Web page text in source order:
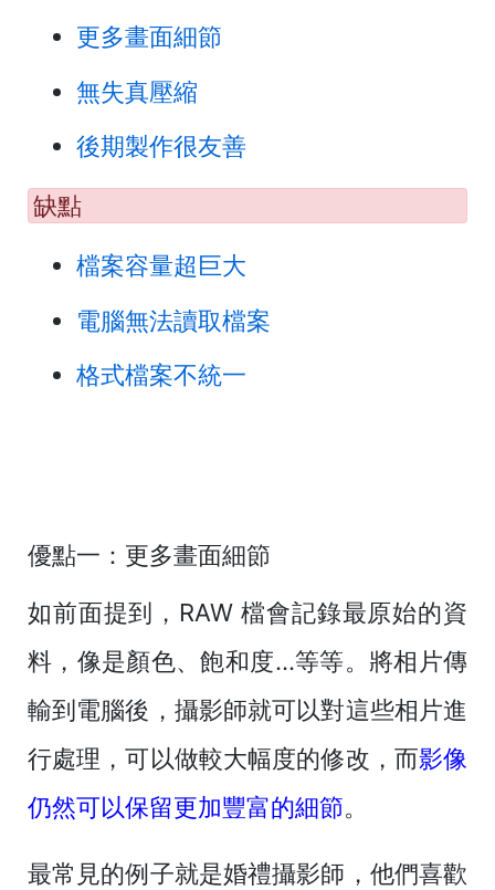
更多畫面細節
無失真壓縮
後期製作很友善
缺點
檔案容量超巨大
電腦無法讀取檔案
格式檔案不統一
優點一：更多畫面細節
如前面提到，RAW 檔會記錄最原始的資
料，像是顏色、飽和度...等等。將相片傳
輸到電腦後，攝影師就可以對這些相片進
行處理，可以做較大幅度的修改，而影像
仍然可以保留更加豐富的細節。
最常見的例子就是婚禮攝影師，他們喜歡